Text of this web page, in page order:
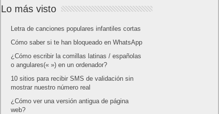
Lo más visto
Letra de canciones populares infantiles cortas
Cómo saber si te han bloqueado en WhatsApp
¿Cómo escribir la comillas latinas / españolas
o angulares(« ») en un ordenador?
10 sitios para recibir SMS de validación sin
mostrar nuestro número real
¿Cómo ver una versión antigua de página
web?